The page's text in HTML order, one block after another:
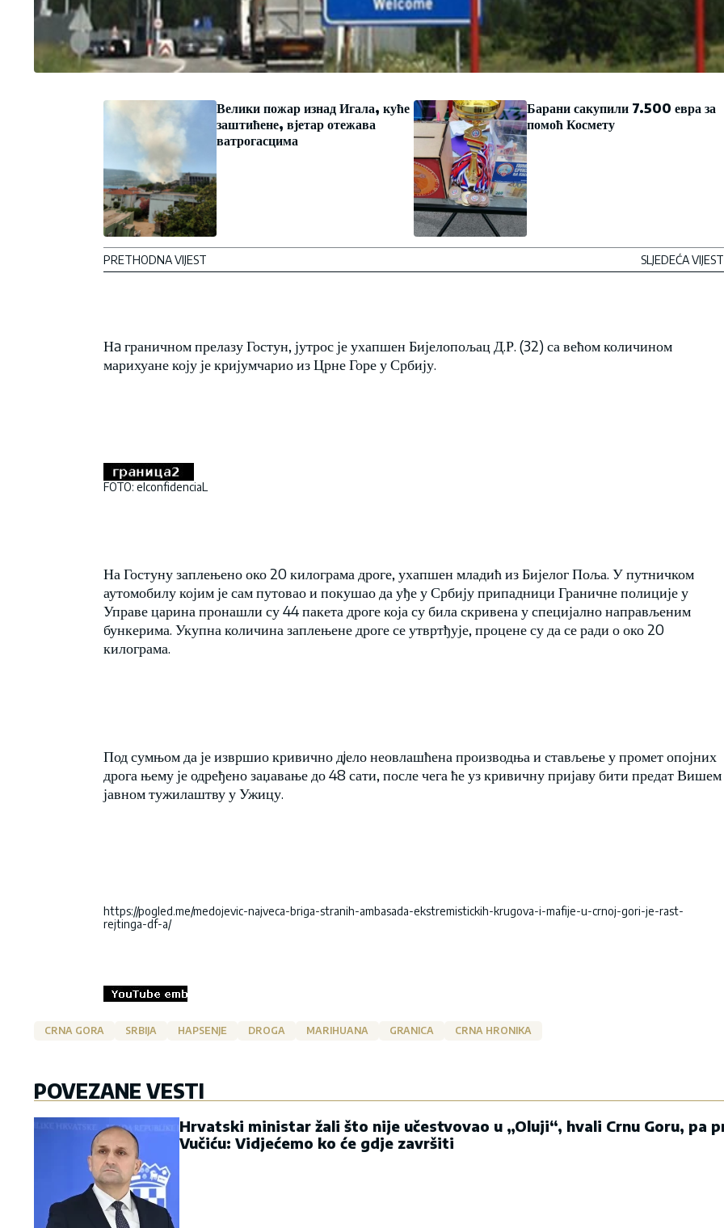
Велики пожар изнад Игала, куће
заштићене, вјетар отежава
ватрогасцима
PRETHODNA VIJEST
Барани сакупили 7.500 евра за
помоћ Космету
SLJEDEĆA VIJEST
Нa граничном прелазу Гостун, јутрос је ухапшен Бијелопољац Д.Р. (32) са већом количином
марихуане коју је кријумчарио из Црне Горе у Србију.
FOTO: elconfidenciaL
На Гостуну заплењено око 20 килограма дроге, ухапшен младић из Бијелог Поља. У путничком
аутомобилу којим је сам путовао и покушао да уђе у Србију припадници Граничне полиције у
Управе царина пронашли су 44 пакета дроге која су била скривена у специјално направљеним
бункерима. Укупна количина заплењене дроге се утвртђује, процене су да се ради о око 20
килограма.
Под сумњом да је извршио кривично дjело неовлашћена производња и стављење у промет опојних
дрога њему је одређено заџавање до 48 сати, после чега ће уз кривичну пријаву бити предат Вишем
јавном тужилаштву у Ужицу.
https://pogled.me/medojevic-najveca-briga-stranih-ambasada-ekstremistickih-krugova-i-mafije-u-crnoj-gori-je-rast-
rejtinga-df-a/
CRNA GORA SRBIJA HAPSENJE DROGA MARIHUANA GRANICA CRNA HRONIKA
POVEZANE VESTI
Hrvatski ministar žali što nije učestvovao u „Oluji“, hvali Crnu Goru, pa
Vučiću: Vidjećemo ko će gdje završiti